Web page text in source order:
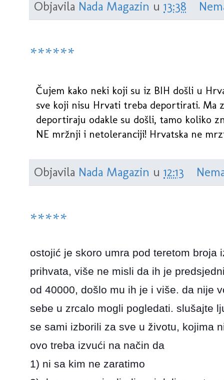
Objavila Nada Magazin u 13:38
******
Čujem kako neki koji su iz BIH došli u
sve koji nisu Hrvati treba deportirati. Ma
deportiraju odakle su došli, tamo koliko
NE mržnji i netoleranciji! Hrvatska ne
Objavila Nada Magazin u 12:13
*****
ostojić je skoro umra pod teretom broja
prihvata, više ne misli da ih je
od 40000, došlo mu ih je i više. da nije
sebe u zrcalo mogli pogledati. slušajte
se sami izborili za sve u životu, kojima
ovo treba izvući na način da
1) ni sa kim ne zaratimo